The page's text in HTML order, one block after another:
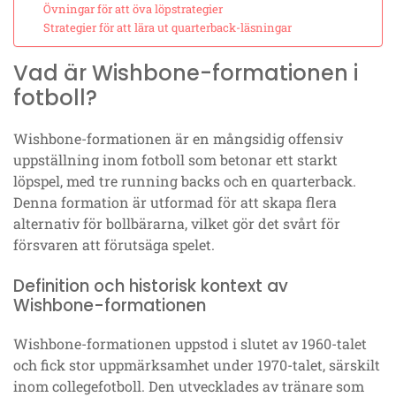
Övningar för att öva löpstrategier
Strategier för att lära ut quarterback-läsningar
Vad är Wishbone-formationen i
fotboll?
Wishbone-formationen är en mångsidig offensiv
uppställning inom fotboll som betonar ett starkt
löpspel, med tre running backs och en quarterback.
Denna formation är utformad för att skapa flera
alternativ för bollbärarna, vilket gör det svårt för
försvaren att förutsäga spelet.
Definition och historisk kontext av
Wishbone-formationen
Wishbone-formationen uppstod i slutet av 1960-talet
och fick stor uppmärksamhet under 1970-talet, särskilt
inom collegefotboll. Den utvecklades av tränare som